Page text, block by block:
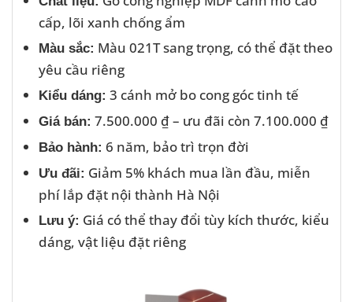
cấp, lõi xanh chống ẩm
Màu sắc: Màu 021T sang trọng, có thể đặt theo
yêu cầu riêng
Kiểu dáng: 3 cánh mở bo cong góc tinh tế
Giá bán: 7.500.000 ₫ – ưu đãi còn 7.100.000 ₫
Bảo hành: 6 năm, bảo trì trọn đời
Ưu đãi: Giảm 5% khách mua lần đầu, miễn
phí lắp đặt nội thành Hà Nội
Lưu ý: Giá có thể thay đổi tùy kích thước, kiểu
dáng, vật liệu đặt riêng